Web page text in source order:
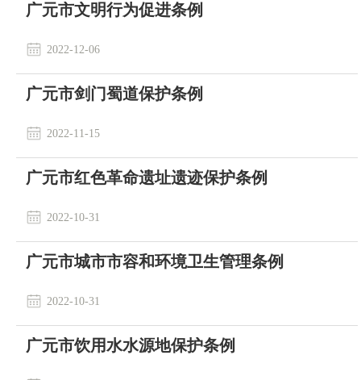
广元市文明行为促进条例
2022-12-06
广元市剑门蜀道保护条例
2022-11-15
​广元市红色革命遗址遗迹保护条例
2022-10-31
广元市城市市容和环境卫生管理条例
2022-10-31
广元市饮用水水源地保护条例